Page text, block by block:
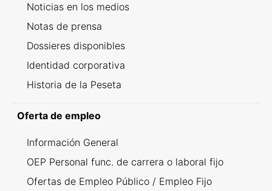
Noticias en los medios
Notas de prensa
Dossieres disponibles
Identidad corporativa
Historia de la Peseta
Oferta de empleo
Información General
OEP Personal func. de carrera o laboral fijo
Ofertas de Empleo Público / Empleo Fijo